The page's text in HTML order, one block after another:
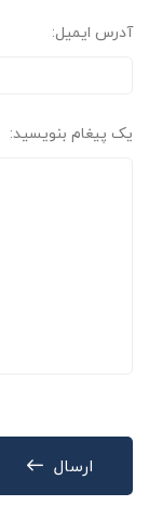
آدرس ایمیل:
یک پیغام بنویسید:
ارسال